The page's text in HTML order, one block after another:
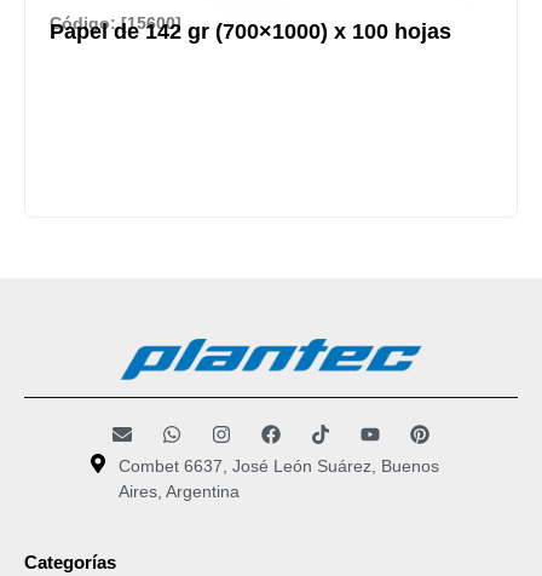
Código: [15600]
Papel de 142 gr (700×1000) x 100 hojas
Combet 6637, José León Suárez, Buenos
Aires, Argentina
Categorías